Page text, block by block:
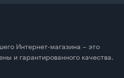
Интернет-магазина – это
и гарантированного качества.